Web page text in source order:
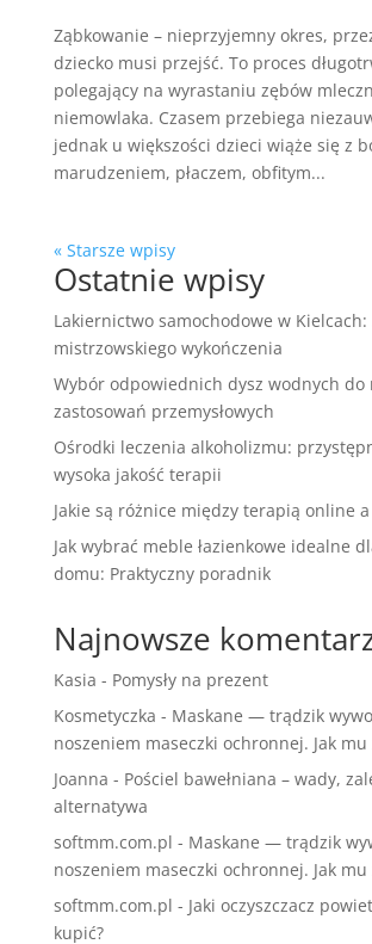
Ząbkowanie – nieprzyjemny okres,
dziecko musi przejść. To proces
polegający na wyrastaniu zębów
niemowlaka. Czasem przebiega
jednak u większości dzieci wiąże się z
marudzeniem, płaczem, obfitym...
« Starsze wpisy
Ostatnie wpisy
Lakiernictwo samochodowe w Kielcach:
mistrzowskiego wykończenia
Wybór odpowiednich dysz wodnych do
zastosowań przemysłowych
Ośrodki leczenia alkoholizmu:
wysoka jakość terapii
Jakie są różnice między terapią online
Jak wybrać meble łazienkowe idealne
domu: Praktyczny poradnik
Najnowsze
Kasia - Pomysły na prezent
Kosmetyczka - Maskane — trądzik
noszeniem maseczki ochronnej. Jak mu
Joanna - Pościel bawełniana – wady,
alternatywa
softmm.com.pl - Maskane — trądzik
noszeniem maseczki ochronnej. Jak mu
softmm.com.pl - Jaki oczyszczacz
kupić?